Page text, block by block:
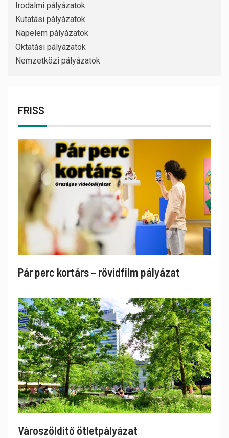
Irodalmi pályázatok
Kutatási pályázatok
Napelem pályázatok
Oktatási pályázatok
Nemzetközi pályázatok
FRISS
Pár perc kortárs – rövidfilm pályázat
Városzöldítő ötletpályázat